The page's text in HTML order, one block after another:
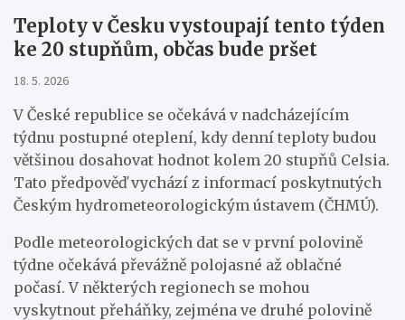
Teploty v Česku vystoupají tento týden
ke 20 stupňům, občas bude pršet
18. 5. 2026
V České republice se očekává v nadcházejícím
týdnu postupné oteplení, kdy denní teploty budou
většinou dosahovat hodnot kolem 20 stupňů Celsia.
Tato předpověď vychází z informací poskytnutých
Českým hydrometeorologickým ústavem (ČHMÚ).
Podle meteorologických dat se v první polovině
týdne očekává převážně polojasné až oblačné
počasí. V některých regionech se mohou
vyskytnout přeháňky, zejména ve druhé polovině